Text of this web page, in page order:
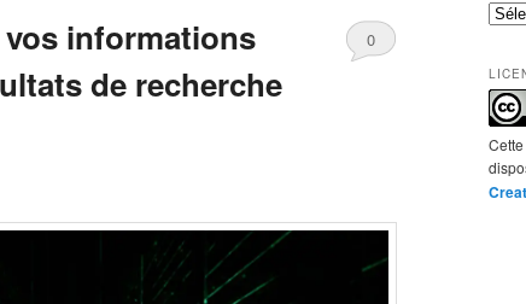
informations
de recherche
0